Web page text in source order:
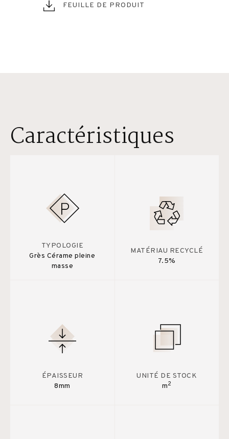
FEUILLE DE PRODUIT
Caractéristiques
TYPOLOGIE
Grès Cérame pleine
masse
MATÉRIAU RECYCLÉ
7.5%
ÉPAISSEUR
8mm
UNITÉ DE STOCK
m2